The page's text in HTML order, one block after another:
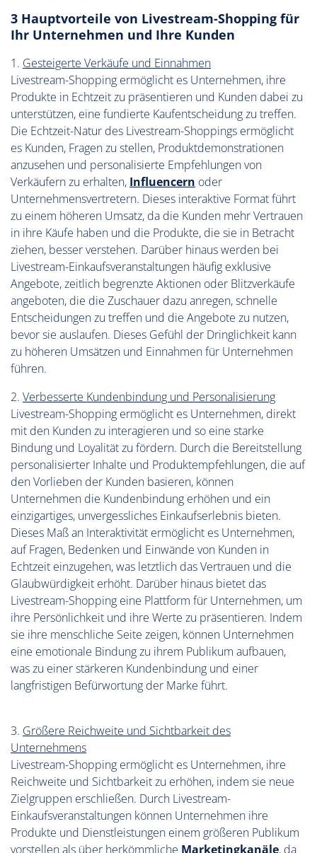
3 Hauptvorteile von Livestream-Shopping für
Ihr Unternehmen und Ihre Kunden
1. Gesteigerte Verkäufe und Einnahmen
Livestream-Shopping ermöglicht es Unternehmen, ihre
Produkte in Echtzeit zu präsentieren und Kunden dabei zu
unterstützen, eine fundierte Kaufentscheidung zu treffen.
Die Echtzeit-Natur des Livestream-Shoppings ermöglicht
es Kunden, Fragen zu stellen, Produktdemonstrationen
anzusehen und personalisierte Empfehlungen von
Verkäufern zu erhalten, Influencern oder
Unternehmensvertretern. Dieses interaktive Format führt
zu einem höheren Umsatz, da die Kunden mehr Vertrauen
in ihre Käufe haben und die Produkte, die sie in Betracht
ziehen, besser verstehen. Darüber hinaus werden bei
Livestream-Einkaufsveranstaltungen häufig exklusive
Angebote, zeitlich begrenzte Aktionen oder Blitzverkäufe
angeboten, die die Zuschauer dazu anregen, schnelle
Entscheidungen zu treffen und die Angebote zu nutzen,
bevor sie auslaufen. Dieses Gefühl der Dringlichkeit kann
zu höheren Umsätzen und Einnahmen für Unternehmen
führen.
2. Verbesserte Kundenbindung und Personalisierung
Livestream-Shopping ermöglicht es Unternehmen, direkt
mit den Kunden zu interagieren und so eine starke
Bindung und Loyalität zu fördern. Durch die Bereitstellung
personalisierter Inhalte und Produktempfehlungen, die auf
den Vorlieben der Kunden basieren, können
Unternehmen die Kundenbindung erhöhen und ein
einzigartiges, unvergessliches Einkaufserlebnis bieten.
Dieses Maß an Interaktivität ermöglicht es Unternehmen,
auf Fragen, Bedenken und Einwände von Kunden in
Echtzeit einzugehen, was letztlich das Vertrauen und die
Glaubwürdigkeit erhöht. Darüber hinaus bietet das
Livestream-Shopping eine Plattform für Unternehmen, um
ihre Persönlichkeit und ihre Werte zu präsentieren. Indem
sie ihre menschliche Seite zeigen, können Unternehmen
eine emotionale Bindung zu ihrem Publikum aufbauen,
was zu einer stärkeren Kundenbindung und einer
langfristigen Befürwortung der Marke führt.
3. Größere Reichweite und Sichtbarkeit des
Unternehmens
Livestream-Shopping ermöglicht es Unternehmen, ihre
Reichweite und Sichtbarkeit zu erhöhen, indem sie neue
Zielgruppen erschließen. Durch Livestream-
Einkaufsveranstaltungen können Unternehmen ihre
Produkte und Dienstleistungen einem größeren Publikum
vorstellen als über herkömmliche Marketingkanäle, da